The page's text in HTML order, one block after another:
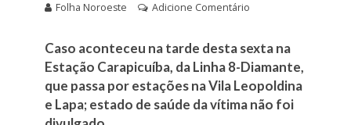
Folha Noroeste Adicione Comentário
Caso aconteceu na tarde desta sexta na
Estação Carapicuíba, da Linha 8-Diamante,
que passa por estações na Vila Leopoldina
e Lapa; estado de saúde da vítima não foi